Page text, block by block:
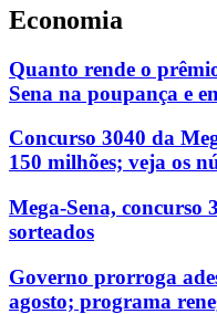
Economia
Quanto rende o
Sena na poupança e
Concurso 3040 da
150 milhões; veja os
Mega-Sena, concurso
sorteados
Governo prorroga
agosto; programa